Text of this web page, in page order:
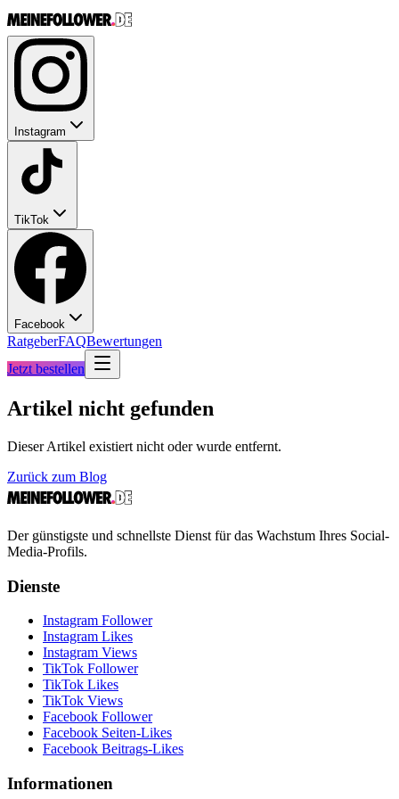
Instagram
TikTok
Facebook
RatgeberFAQBewertungen
Jetzt bestellen
Artikel nicht gefunden
Dieser Artikel existiert nicht oder wurde entfernt.
Zurück zum Blog
Der günstigste und schnellste Dienst für das Wachstum Ihres Social-
Media-Profils.
Dienste
Instagram Follower
Instagram Likes
Instagram Views
TikTok Follower
TikTok Likes
TikTok Views
Facebook Follower
Facebook Seiten-Likes
Facebook Beitrags-Likes
Informationen